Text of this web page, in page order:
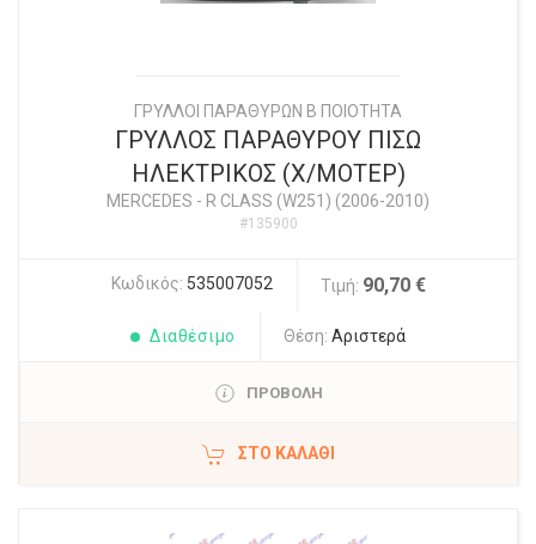
ΓΡΥΛΛΟΙ ΠΑΡΑΘΥΡΩΝ Β ΠΟΙΟΤΗΤΑ
ΓΡΥΛΛΟΣ ΠΑΡΑΘΥΡΟΥ ΠΙΣΩ
ΗΛΕΚΤΡΙΚΟΣ (Χ/ΜΟΤΕΡ)
MERCEDES - R CLASS (W251) (2006-2010)
#135900
Κωδικός: 535007052 Τιμή: 90,70 €
Διαθέσιμο Θέση: Αριστερά
ΠΡΟΒΟΛΗ
ΣΤΟ ΚΑΛΆΘΙ